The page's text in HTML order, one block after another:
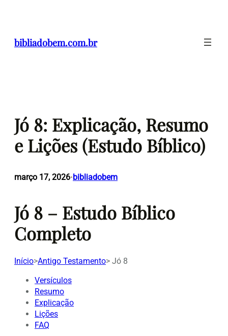
conteúdo
bibliadobem.com.br
Jó 8: Explicação, Resumo
e Lições (Estudo Bíblico)
março 17, 2026•bibliadobem
Jó 8 – Estudo Bíblico
Completo
Início>Antigo Testamento> Jó 8
Versículos
Resumo
Explicação
Lições
FAQ